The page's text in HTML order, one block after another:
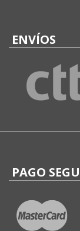
ENVÍOS
PAGO